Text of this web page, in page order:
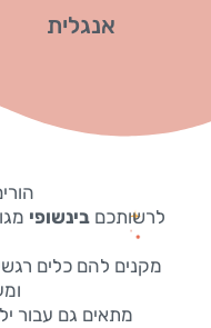
אנגלית
לרשותכםבינשופי
מקנים להם כלים
מתאים גם עבור